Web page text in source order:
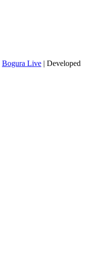
Bogura Live | Developed